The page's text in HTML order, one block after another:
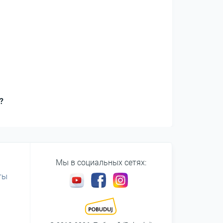
Мы в социальных сетях: